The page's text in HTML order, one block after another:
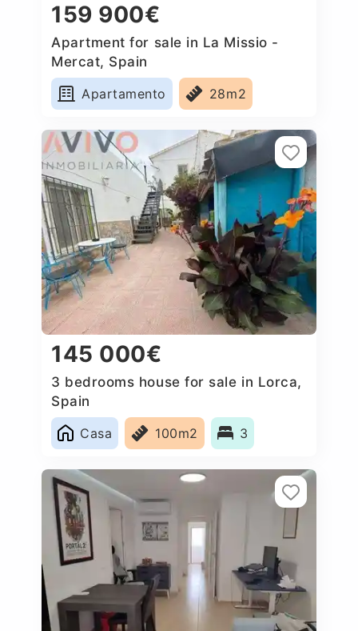
159 900€
Apartment for sale in La Missio -
Mercat, Spain
Apartamento
28m2
145 000€
3 bedrooms house for sale in Lorca,
Spain
Casa
100m2 3